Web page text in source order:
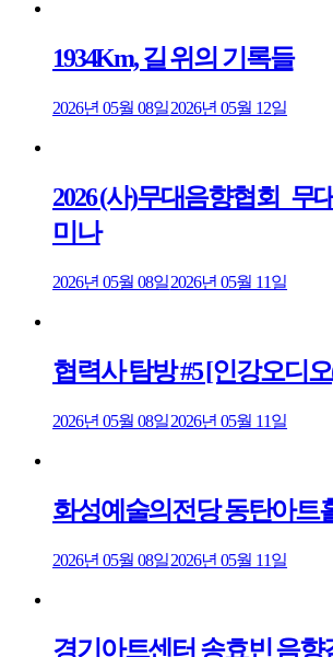
1934Km, 길 위의 기록들
2026년 05월 08일2026년 05월 12일
2026 (사)무대음향협회_무
미나
2026년 05월 08일2026년 05월 11일
협력사 탐방 #5 [인강오디
2026년 05월 08일2026년 05월 11일
화성예술의전당 동탄아트
2026년 05월 08일2026년 05월 11일
경기아트센터 송효빈 음향